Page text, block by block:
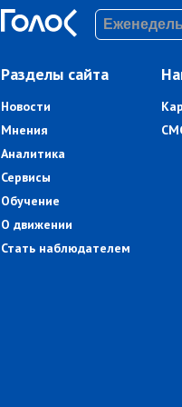
Разделы сайта
Новости
Мнения
Аналитика
Сервисы
Обучение
О движении
Стать наблюдателем